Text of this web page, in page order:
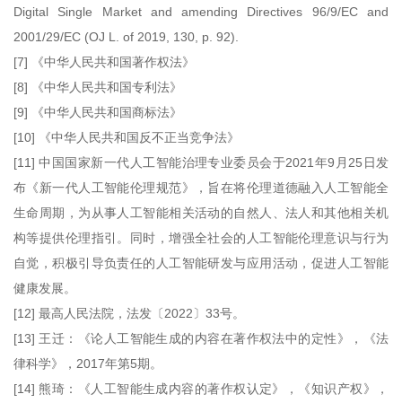
Digital Single Market and amending Directives 96/9/EC and
2001/29/EC (OJ L. of 2019, 130, p. 92).
[7] 《中华人民共和国著作权法》
[8] 《中华人民共和国专利法》
[9] 《中华人民共和国商标法》
[10] 《中华人民共和国反不正当竞争法》
[11] 中国国家新一代人工智能治理专业委员会于2021年9月25日发
布《新一代人工智能伦理规范》，旨在将伦理道德融入人工智能全
生命周期，为从事人工智能相关活动的自然人、法人和其他相关机
构等提供伦理指引。同时，增强全社会的人工智能伦理意识与行为
自觉，积极引导负责任的人工智能研发与应用活动，促进人工智能
健康发展。
[12] 最高人民法院，法发〔2022〕33号。
[13] 王迁：《论人工智能生成的内容在著作权法中的定性》，《法
律科学》，2017年第5期。
[14] 熊琦：《人工智能生成内容的著作权认定》，《知识产权》，